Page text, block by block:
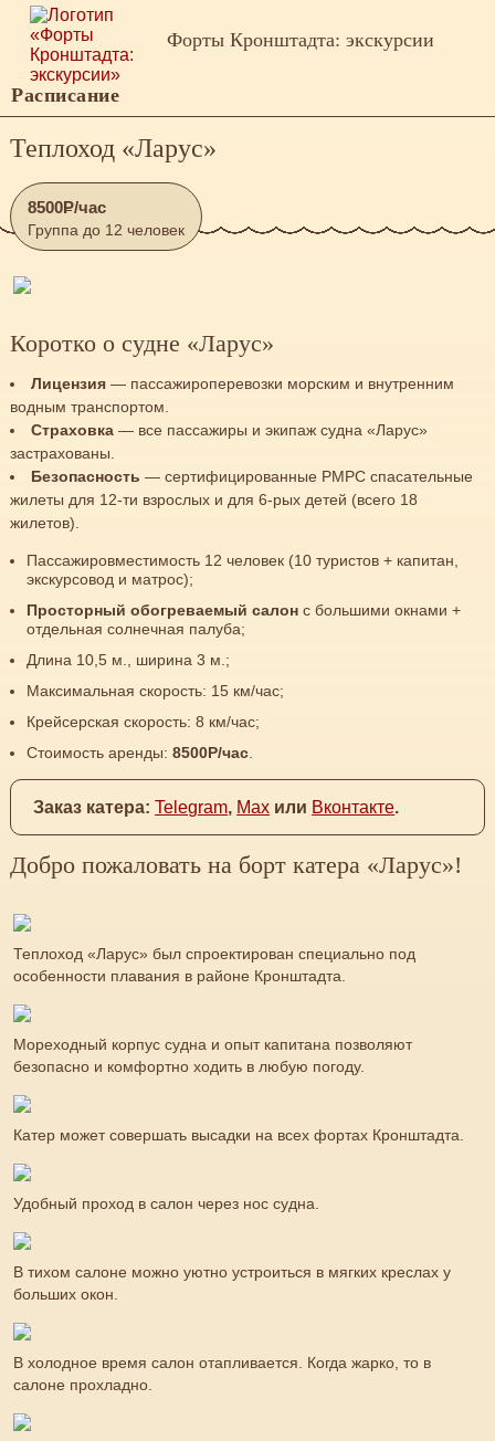
Форты Кронштадта: экскурсии
Расписание
Теплоход «Ларус»
8500Р/час
Группа до 12 человек
Коротко о судне «Ларус»
Лицензия— пассажироперевозки морским и внутренним
водным транспортом.
Страховка— все пассажиры и экипаж судна «Ларус»
застрахованы.
Безопасность — сертифицированные РМРСспасательные
жилеты для 12-ти взрослых и для 6-рых детей (всего 18
жилетов).
Пассажировместимость 12 человек (10 туристов + капитан,
экскурсовод и матрос);
Просторный обогреваемый салонс большими окнами +
отдельная солнечная палуба;
Длина 10,5 м., ширина 3 м.;
Максимальная скорость: 15 км/час;
Крейсерская скорость: 8 км/час;
Стоимость аренды: 8500Р/час.
Заказ катера:Telegram, Max или Вконтакте.
Добро пожаловать на борт катера «Ларус»!
Теплоход «Ларус» был спроектирован специально под
особенности плавания в районе Кронштадта.
Мореходный корпус судна и опыт капитана позволяют
безопасно и комфортно ходить в любую погоду.
Катер может совершать высадки на всех фортах Кронштадта.
Удобный проход в салон через нос судна.
В тихом салоне можно уютно устроиться в мягких креслах у
больших окон.
В холодное время салон отапливается. Когда жарко, то в
салоне прохладно.